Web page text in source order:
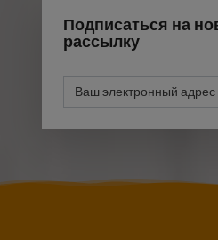
Подписаться на
рассылку